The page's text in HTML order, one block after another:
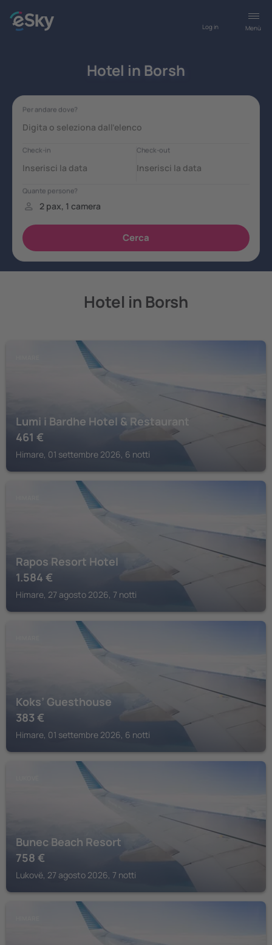
Menù
Log in
Hotel in Borsh
Hotel in Borsh
Lumi i Bardhe Hotel & Restaurant
461 €
Himare, 01 settembre 2026, 6 notti
Rapos Resort Hotel
1.584 €
Himare, 27 agosto 2026, 7 notti
Koks’ Guesthouse
383 €
Himare, 01 settembre 2026, 6 notti
Bunec Beach Resort
758 €
Lukovë, 27 agosto 2026, 7 notti